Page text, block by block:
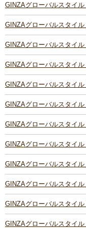
GINZAグローバルスタイ
GINZAグローバルスタイ
GINZAグローバルスタイ
GINZAグローバルスタイ
GINZAグローバルスタイ
GINZAグローバルスタイ
GINZAグローバルスタイ
GINZAグローバルスタイ
GINZAグローバルスタイ
GINZAグローバルスタイ
GINZAグローバルスタイ
GINZAグローバルスタイ